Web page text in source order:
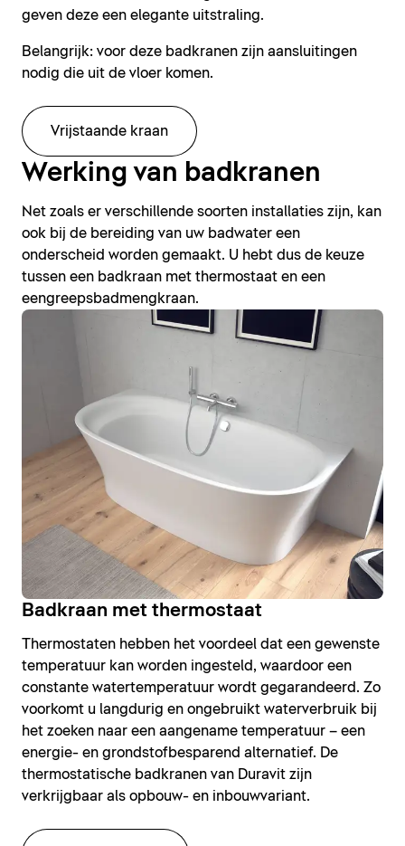
geven deze een elegante uitstraling.
Belangrijk: voor deze badkranen zijn aansluitingen
nodig die uit de vloer komen.
Vrijstaande kraan
Werking van badkranen
Net zoals er verschillende soorten installaties zijn, kan
ook bij de bereiding van uw badwater een
onderscheid worden gemaakt. U hebt dus de keuze
tussen een badkraan met thermostaat en een
eengreepsbadmengkraan.
Badkraan met thermostaat
Thermostaten hebben het voordeel dat een gewenste
temperatuur kan worden ingesteld, waardoor een
constante watertemperatuur wordt gegarandeerd. Zo
voorkomt u langdurig en ongebruikt waterverbruik bij
het zoeken naar een aangename temperatuur – een
energie- en grondstofbesparend alternatief. De
thermostatische badkranen van Duravit zijn
verkrijgbaar als opbouw- en inbouwvariant.